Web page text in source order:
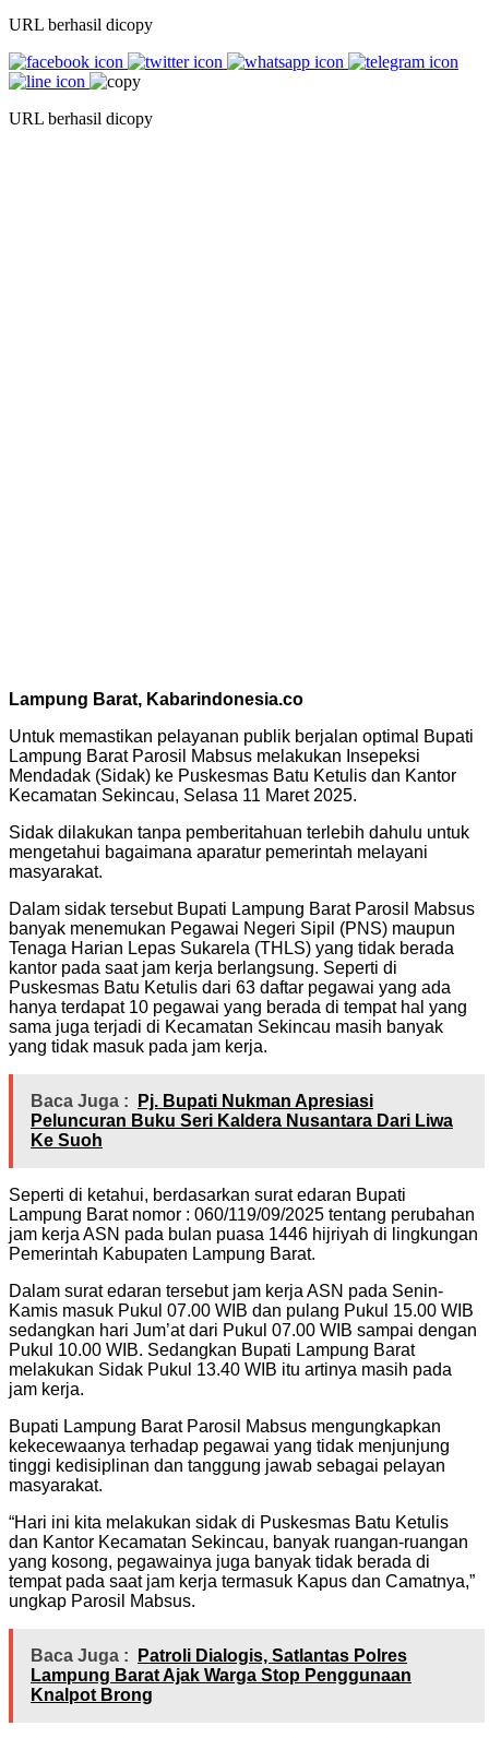
URL berhasil dicopy
URL berhasil dicopy
Lampung Barat, Kabarindonesia.co
Untuk memastikan pelayanan publik berjalan optimal Bupati
Lampung Barat Parosil Mabsus melakukan Insepeksi
Mendadak (Sidak) ke Puskesmas Batu Ketulis dan Kantor
Kecamatan Sekincau, Selasa 11 Maret 2025.
Sidak dilakukan tanpa pemberitahuan terlebih dahulu untuk
mengetahui bagaimana aparatur pemerintah melayani
masyarakat.
Dalam sidak tersebut Bupati Lampung Barat Parosil Mabsus
banyak menemukan Pegawai Negeri Sipil (PNS) maupun
Tenaga Harian Lepas Sukarela (THLS) yang tidak berada
kantor pada saat jam kerja berlangsung. Seperti di
Puskesmas Batu Ketulis dari 63 daftar pegawai yang ada
hanya terdapat 10 pegawai yang berada di tempat hal yang
sama juga terjadi di Kecamatan Sekincau masih banyak
yang tidak masuk pada jam kerja.
Baca Juga :
Pj. Bupati Nukman Apresiasi
Peluncuran Buku Seri Kaldera Nusantara Dari Liwa
Ke Suoh
Seperti di ketahui, berdasarkan surat edaran Bupati
Lampung Barat nomor : 060/119/09/2025 tentang perubahan
jam kerja ASN pada bulan puasa 1446 hijriyah di lingkungan
Pemerintah Kabupaten Lampung Barat.
Dalam surat edaran tersebut jam kerja ASN pada Senin-
Kamis masuk Pukul 07.00 WIB dan pulang Pukul 15.00 WIB
sedangkan hari Jum’at dari Pukul 07.00 WIB sampai dengan
Pukul 10.00 WIB. Sedangkan Bupati Lampung Barat
melakukan Sidak Pukul 13.40 WIB itu artinya masih pada
jam kerja.
Bupati Lampung Barat Parosil Mabsus mengungkapkan
kekecewaanya terhadap pegawai yang tidak menjunjung
tinggi kedisiplinan dan tanggung jawab sebagai pelayan
masyarakat.
“Hari ini kita melakukan sidak di Puskesmas Batu Ketulis
dan Kantor Kecamatan Sekincau, banyak ruangan-ruangan
yang kosong, pegawainya juga banyak tidak berada di
tempat pada saat jam kerja termasuk Kapus dan Camatnya,”
ungkap Parosil Mabsus.
Baca Juga :
Patroli Dialogis, Satlantas Polres
Lampung Barat Ajak Warga Stop Penggunaan
Knalpot Brong